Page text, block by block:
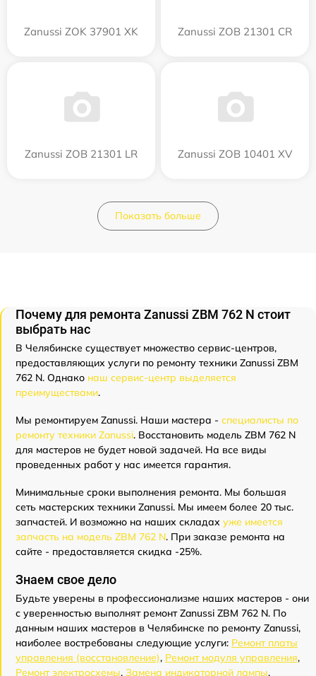
Zanussi ZOK 37901 XK Zanussi ZOB 21301 CR
Zanussi ZOB 21301 LR Zanussi ZOB 10401 XV
Показать больше
Почему для ремонта Zanussi ZBM 762 N стоит
выбрать нас
В Челябинске существует множество сервис-центров,
предоставляющих услуги по ремонту техники Zanussi ZBM
762 N. Однако наш сервис-центр выделяется
преимуществами.
Мы ремонтируем Zanussi. Наши мастера - специалисты по
ремонту техники Zanussi. Восстановить модель ZBM 762 N
для мастеров не будет новой задачей. На все виды
проведенных работ у нас имеется гарантия.
Минимальные сроки выполнения ремонта. Мы большая
сеть мастерских техники Zanussi. Мы имеем более 20 тыс.
запчастей. И возможно на наших складах уже имеется
запчасть на модель ZBM 762 N. При заказе ремонта на
сайте - предоставляется скидка -25%.
Знаем свое дело
Будьте уверены в профессионализме наших мастеров - они
с уверенностью выполнят ремонт Zanussi ZBM 762 N. По
данным наших мастеров в Челябинске по ремонту Zanussi,
наиболее востребованы следующие услуги: Ремонт платы
управления (восстановление), Ремонт модуля управления,
Ремонт электросхемы, Замена индикаторной лампы,